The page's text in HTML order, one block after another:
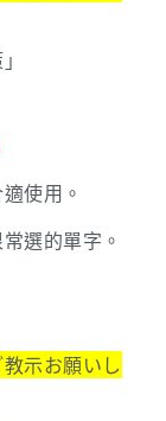
使用。
選的單字。
示お願いし